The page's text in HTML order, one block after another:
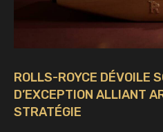
ROLLS-ROYCE DÉVOILE
D’EXCEPTION ALLIANT
STRATÉGIE